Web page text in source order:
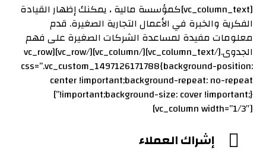
[vc_column_text]كمؤسسة مالية ، يمكنك إظهار القيادة
الفكرية والخبرة في الأعمال التجارية الصغيرة. قدم
معلومات مفيدة لمساعدة الشركات الصغيرة على فهم
الجدوى.[/vc_column_text][/vc_column][/vc_row][vc_row
css=”.vc_custom_1497126171788{background-position:
center !important;background-repeat: no-repeat
!important;background-size: cover !important;}”]
[vc_column width=”1/3″]
إشراك العملاء